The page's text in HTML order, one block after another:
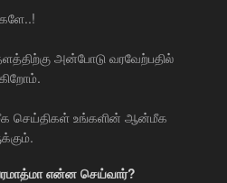
அன்போடு வரவேற்பதில்
செய்திகள் உங்களின் ஆன்மீக
என்ன செய்வார்?